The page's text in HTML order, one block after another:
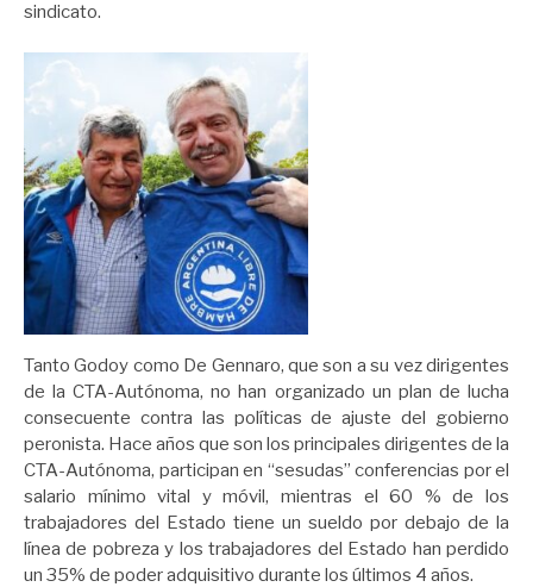
sindicato.
Tanto Godoy como De Gennaro, que son a su vez dirigentes
de la CTA-Autónoma, no han organizado un plan de lucha
consecuente contra las políticas de ajuste del gobierno
peronista. Hace años que son los principales dirigentes de la
CTA-Autónoma, participan en “sesudas” conferencias por el
salario mínimo vital y móvil, mientras el 60 % de los
trabajadores del Estado tiene un sueldo por debajo de la
línea de pobreza y los trabajadores del Estado han perdido
un 35% de poder adquisitivo durante los últimos 4 años.